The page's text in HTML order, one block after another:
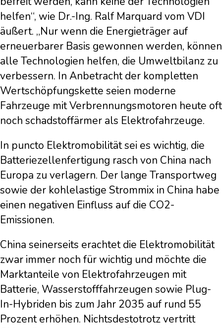
helfen“, wie Dr.-Ing. Ralf Marquard vom VDI
äußert. „Nur wenn die Energieträger auf
erneuerbarer Basis gewonnen werden, können
alle Technologien helfen, die Umweltbilanz zu
verbessern. In Anbetracht der kompletten
Wertschöpfungskette seien moderne
Fahrzeuge mit Verbrennungsmotoren heute oft
noch schadstoffärmer als Elektrofahrzeuge.
In puncto Elektromobilität sei es wichtig, die
Batteriezellenfertigung rasch von China nach
Europa zu verlagern. Der lange Transportweg
sowie der kohlelastige Strommix in China habe
einen negativen Einfluss auf die CO2-
Emissionen.
China seinerseits erachtet die Elektromobilität
zwar immer noch für wichtig und möchte die
Marktanteile von Elektrofahrzeugen mit
Batterie, Wasserstofffahrzeugen sowie Plug-
In-Hybriden bis zum Jahr 2035 auf rund 55
Prozent erhöhen. Nichtsdestotrotz vertritt